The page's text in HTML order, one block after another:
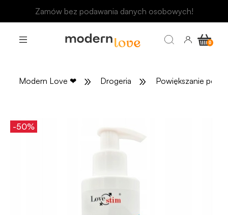
Odbierz rabat 15 zł na pierwsze zakupy
Modern Love ❤ » Drogeria » Powiększanie
-50%